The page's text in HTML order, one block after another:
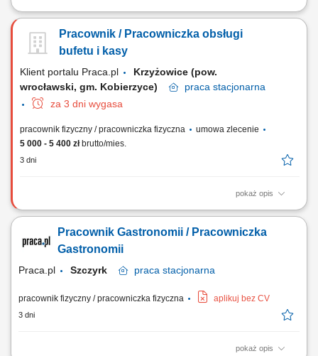
Profesjonalna obsługa Klientów i budowanie pozytywnych relacji.
Utrzymywanie porządku i czystości na stanowisku pracy. Obsługa kasy
fiskalnej i dokumentacji sprzedażowej.
Pracownik / Pracowniczka obsługi
bufetu i kasy
Klient portalu Praca.pl
Krzyżowice (pow.
wrocławski, gm. Kobierzyce)
praca stacjonarna
za 3 dni wygasa
pracownik fizyczny / pracowniczka fizyczna
umowa zlecenie
5 000 - 5 400 złbrutto/mies.
3 dni
pokaż opis
Wydawanie posiłków. Obsługa kasy fiskalnej. Przygotowywanie
Zmywanie naczyń. Utrzymywanie porządku i czystości w miejscu pracy.
Współpraca przy bieżących pracach kuchennych.
Pracownik Gastronomii / Pracowniczka
Gastronomii
Praca.pl Szczyrk praca stacjonarna
pracownik fizyczny / pracowniczka fizyczna aplikuj bez CV
3 dni
pokaż opis